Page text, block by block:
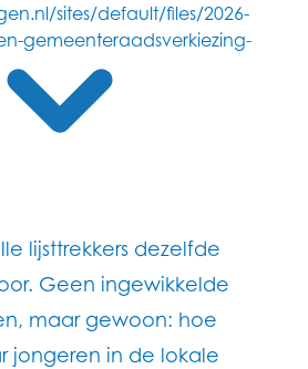
sites/default/files/2026-
gemeenteraadsverkiezing-
lijsttrekkers dezelfde
Geen ingewikkelde
maar gewoon: hoe
jongeren in de lokale